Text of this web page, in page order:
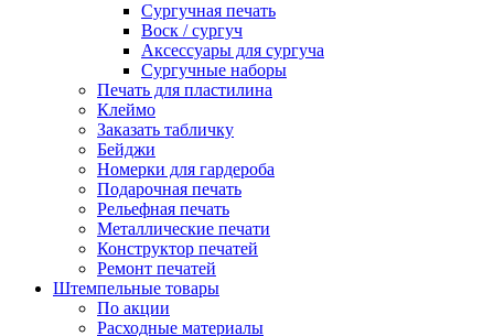
Сургучная печать
Воск / сургуч
Аксессуары для сургуча
Сургучные наборы
Печать для пластилина
Клеймо
Заказать табличку
Бейджи
Номерки для гардероба
Подарочная печать
Рельефная печать
Металлические печати
Конструктор печатей
Ремонт печатей
Штемпельные товары
По акции
Расходные материалы